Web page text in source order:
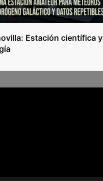
Estación científica y